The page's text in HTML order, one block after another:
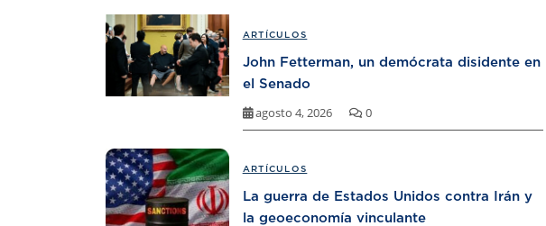
ARTÍCULOS
John Fetterman, un demócrata disidente en
el Senado
agosto 4, 2026 0
ARTÍCULOS
La guerra de Estados Unidos contra Irán y
la geoeconomía vinculante